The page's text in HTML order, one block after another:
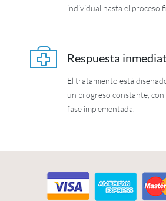
individual hasta el proceso
Respuesta
El tratamiento está
un progreso constante, con
fase implementada.